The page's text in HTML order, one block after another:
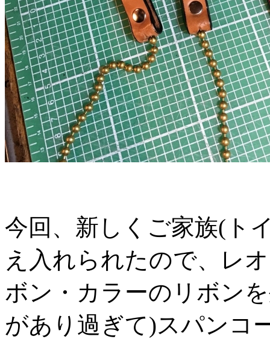
今回、新しくご家族(ト
え入れられたので、レ
ボン・カラーのリボン
があり過ぎて)スパンコ